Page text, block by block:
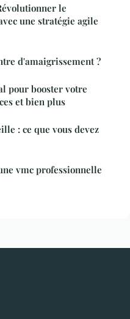
le
une stratégie agile
d'amaigrissement ?
pour booster votre
et bien plus
: ce que vous devez
vmc professionnelle